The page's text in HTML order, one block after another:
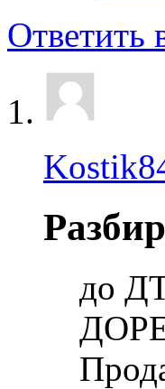
Ответить
до